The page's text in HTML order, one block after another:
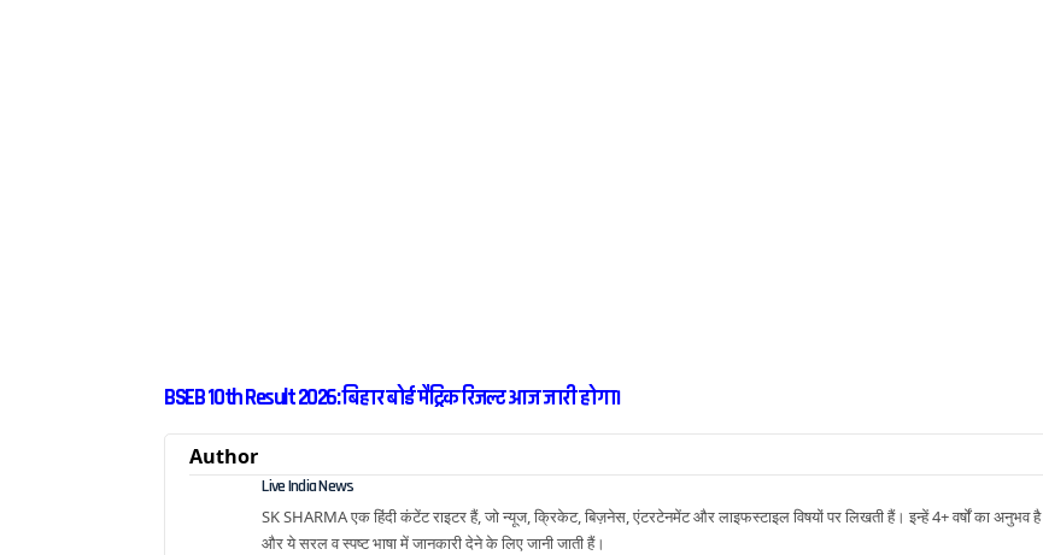
BSEB 10th Result 2026: बिहार बोर्ड मैट्रिक रिजल्ट आज जारी होगा।
Author
Live India News
SK SHARMA एक हिंदी कंटेंट राइटर हैं, जो न्यूज, क्रिकेट, बिज़नेस, एंटरटेनमेंट और लाइफस्टाइल विषयों पर लिखती हैं। इन्हें 4+ वर्षों का अनुभव है
और ये सरल व स्पष्ट भाषा में जानकारी देने के लिए जानी जाती हैं।